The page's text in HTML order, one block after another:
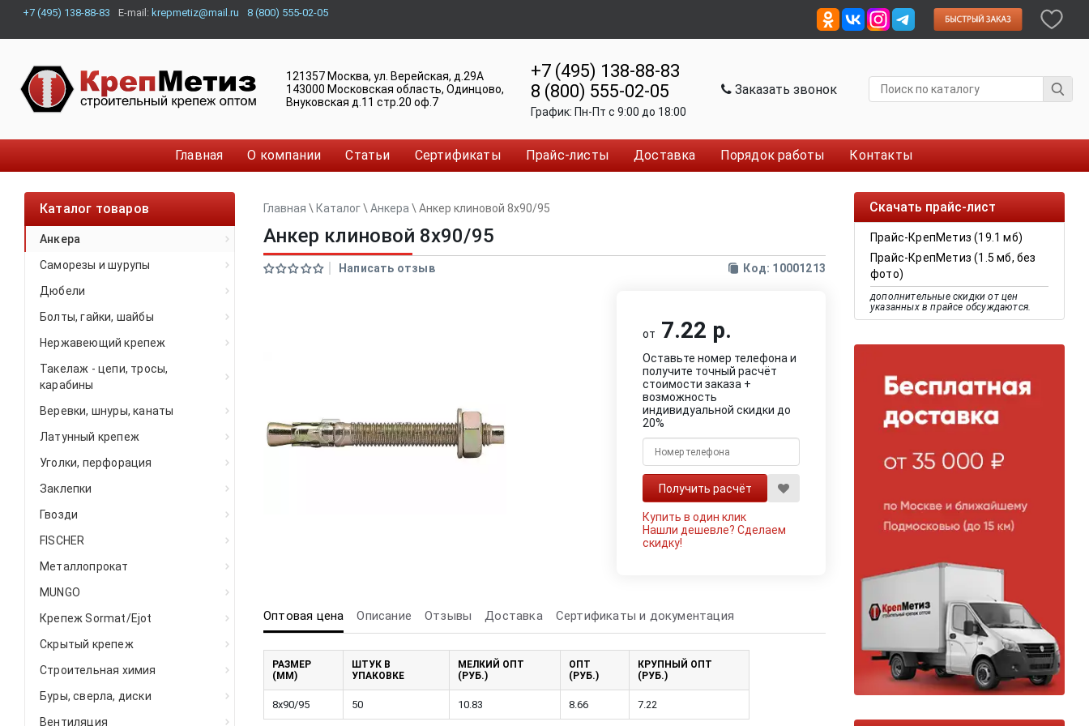
+7 (495) 138-88-83 E-mail: krepmetiz@mail.ru 8 (800) 555-02-05
121357 Москва, ул. Верейская, д.29А
143000 Московская область, Одинцово,
Внуковская д.11 стр.20 оф.7
+7 (495) 138-88-83
8 (800) 555-02-05
График: Пн-Пт c 9:00 до 18:00
Заказать звонок
Главная О компании Статьи Сертификаты Прайс-листы Доставка Порядок работы Контакты
Каталог товаров
Анкера
Саморезы и шурупы
Дюбели
Болты, гайки, шайбы
Нержавеющий крепеж
Такелаж - цепи, тросы,
карабины
Веревки, шнуры, канаты
Латунный крепеж
Уголки, перфорация
Заклепки
Гвозди
FISCHER
Металлопрокат
MUNGO
Крепеж Sormat/Ejot
Скрытый крепеж
Строительная химия
Буры, сверла, диски
Вентиляция
Скачать прайс-лист
Прайс-КрепМетиз (19.1 мб)
Прайс-КрепМетиз (1.5 мб, без
фото)
дополнительные скидки от цен
указанных в прайсе обсуждаются.
Главная \ Каталог\ Анкера \ Анкер клиновой 8x90/95
Анкер клиновой 8x90/95
Написать отзыв Код: 10001213
от 7.22 р.
Оставьте номер телефона и
получите точный расчёт
стоимости заказа +
возможность
индивидуальной скидки до
20%
Купить в один клик
Нашли дешевле?Сделаем
скидку!
Оптовая цена Описание Отзывы Доставка Сертификаты и документация
РАЗМЕР
(ММ)
ШТУК В
УПАКОВКЕ
МЕЛКИЙ ОПТ
(РУБ.)
ОПТ
(РУБ.)
КРУПНЫЙ ОПТ
(РУБ.)
8х90/95 50 10.83 8.66 7.22